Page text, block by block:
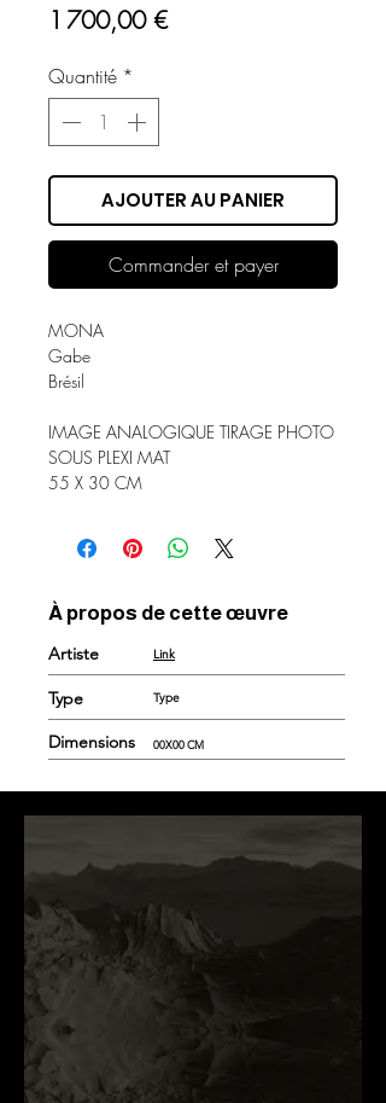
1 700,00 €Prix
Quantité *
AJOUTER AU PANIER
Commander et payer
MONA
Gabe
Brésil
IMAGE ANALOGIQUE TIRAGE PHOTO
SOUS PLEXI MAT
55 X 30 CM
À propos de cette œuvre
Artiste Link
Type Type
Dimensions 00X00 CM